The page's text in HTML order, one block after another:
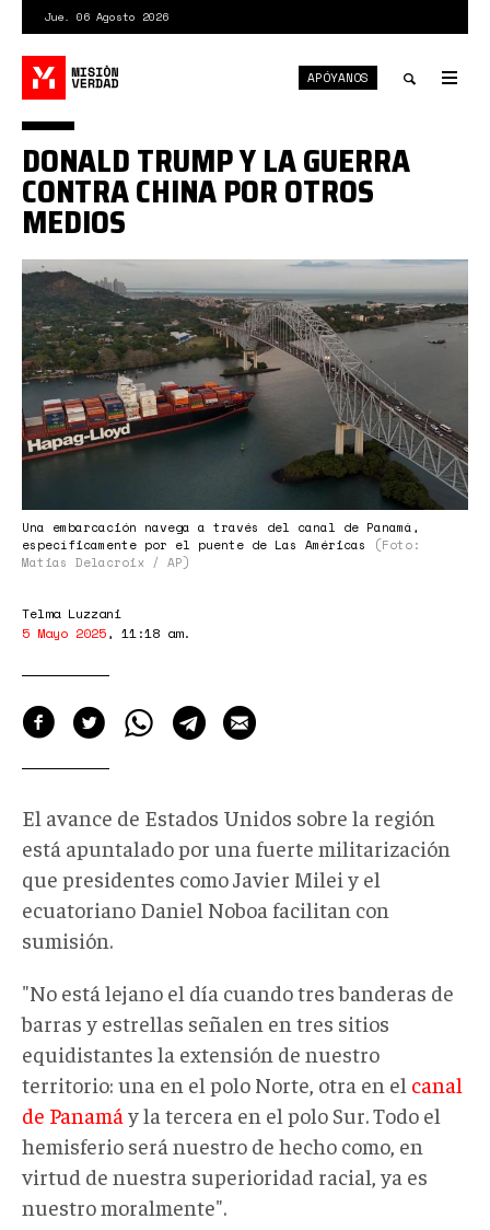
contenido
principal
Jue. 06 Agosto 2026
search
APÓYANOS
panama.jpg
Una embarcación navega a través del canal de Panamá,
específicamente por el puente de Las Américas
(Foto:
Matias Delacroix / AP)
DONALD TRUMP Y LA GUERRA
CONTRA CHINA POR OTROS
MEDIOS
Telma Luzzani
5 Mayo 2025, 11:18 am.
El avance de Estados Unidos sobre la región
está apuntalado por una fuerte militarización
que presidentes como Javier Milei y el
ecuatoriano Daniel Noboa facilitan con
sumisión.
"No está lejano el día cuando tres banderas de
barras y estrellas señalen en tres sitios
equidistantes la extensión de nuestro
territorio: una en el polo Norte, otra en el canal
de Panamá y la tercera en el polo Sur. Todo el
hemisferio será nuestro de hecho como, en
virtud de nuestra superioridad racial, ya es
nuestro moralmente".